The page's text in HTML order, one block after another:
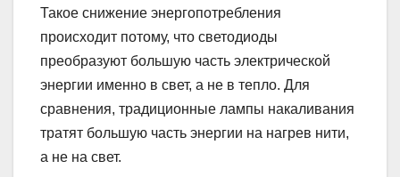
Такое снижение энергопотребления
происходит потому, что светодиоды
преобразуют большую часть электрической
энергии именно в свет, а не в тепло. Для
сравнения, традиционные лампы накаливания
тратят большую часть энергии на нагрев нити,
а не на свет.